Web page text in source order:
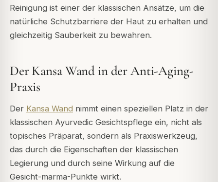
Reinigung ist einer der klassischen Ansätze, um die
natürliche Schutzbarriere der Haut zu erhalten und
gleichzeitig Sauberkeit zu bewahren.
Der Kansa Wand in der Anti-Aging-
Praxis
Der Kansa Wand nimmt einen speziellen Platz in der
klassischen Ayurvedic Gesichtspflege ein, nicht als
topisches Präparat, sondern als Praxiswerkzeug,
das durch die Eigenschaften der klassischen
Legierung und durch seine Wirkung auf die
Gesicht-marma-Punkte wirkt.